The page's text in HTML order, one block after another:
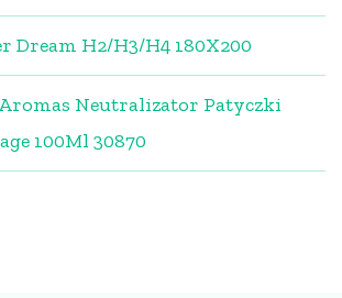
Dream H2/H3/H4 180X200
Aromas Neutralizator Patyczki
100Ml 30870